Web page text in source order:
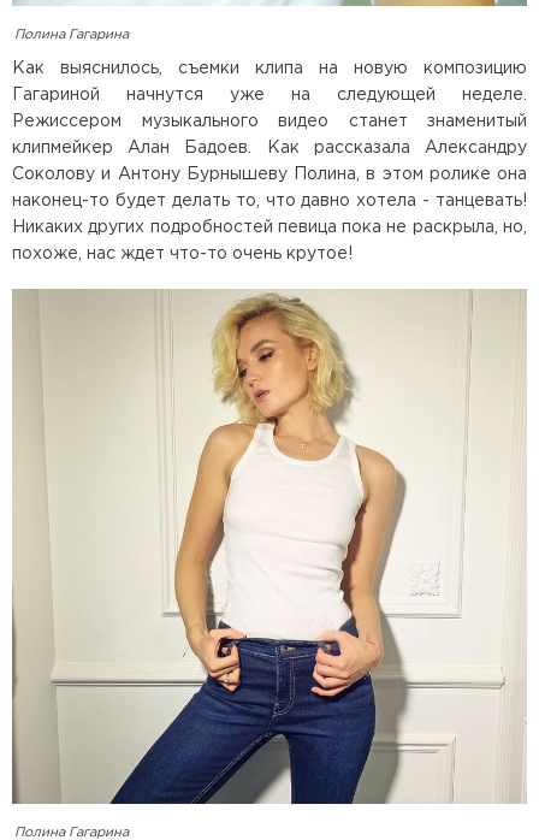
Полина Гагарина
Как выяснилось, съемки клипа на новую композицию
Гагариной начнутся уже на следующей неделе.
Режиссером музыкального видео станет знаменитый
клипмейкер Алан Бадоев. Как рассказала Александру
Соколову и Антону Бурнышеву Полина, в этом ролике она
наконец-то будет делать то, что давно хотела - танцевать!
Никаких других подробностей певица пока не раскрыла, но,
похоже, нас ждет что-то очень крутое!
Полина Гагарина